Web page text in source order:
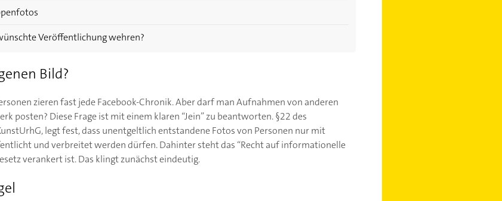
Veröffentlichung wehren?
Bild?
zieren fast jede Facebook-Chronik. Aber darf man Aufnahmen von anderen
posten? Diese Frage ist mit einem klaren “Jein” zu beantworten. §22 des
legt fest, dass unentgeltlich entstandene Fotos von Personen nur mit
und verbreitet werden dürfen. Dahinter steht das “Recht auf informationelle
verankert ist. Das klingt zunächst eindeutig.